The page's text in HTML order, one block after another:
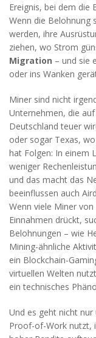
Ereignis, bei dem die
Wenn die Belohnung
werden, ihre
ziehen, wo Strom
Migration – und sie
oder ins Wanken
Miner sind nicht
Unternehmen, die
Deutschland teuer
oder sogar Texas,
hat Folgen: In einem
weniger
und das macht das
beeinflussen auch
Wenn viele Miner
Einnahmen drückt,
Belohnungen – wie
Mining-ähnliche
ein Blockchain-
virtuellen Welten nutzt
ein technisches
Und es geht nicht
Proof-of-Work nutzt,